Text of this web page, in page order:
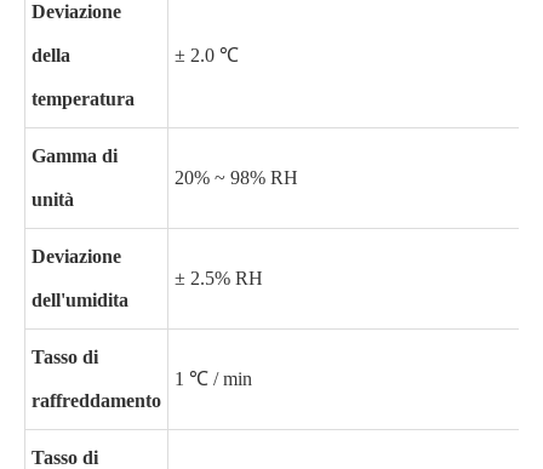
Deviazione
della
temperatura
± 2.0 ℃
Gamma di
unità
20% ~ 98% RH
Deviazione
dell'umidita
± 2.5% RH
Tasso di
raffreddamento
1 ℃ / min
Tasso di